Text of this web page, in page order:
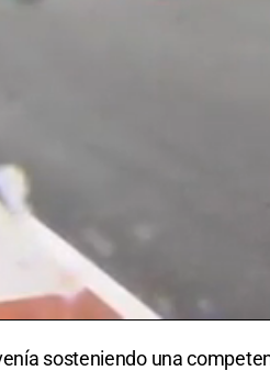
sosteniendo una